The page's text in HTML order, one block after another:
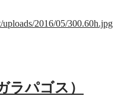
2016/05/300.60h.jpg
ラパゴス）